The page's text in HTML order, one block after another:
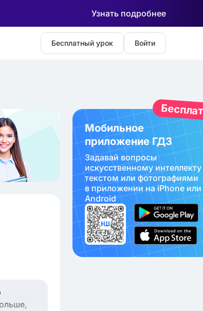
Узнать подробнее
Бесплатный урок Войти
Мобильное
приложение ГДЗ
Задавай вопросы
искуcственному интеллекту
текстом или фотографиями
в приложении на iPhone или
Android